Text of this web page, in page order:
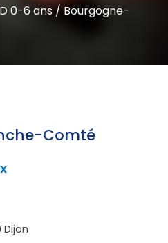
0-6 ans / Bourgogne-
Comté
Dijon